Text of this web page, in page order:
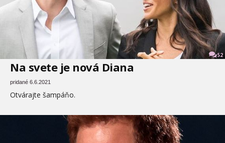
52
Na svete je nová Diana
pridané 6.6.2021
Otvárajte šampáňo.